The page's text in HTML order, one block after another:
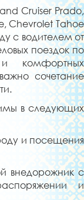
Cruiser Prado,
Chevrolet Tahoe
с водителем от
поездок по
комфортных
сочетание
в следующих
и посещения
внедорожник с
и